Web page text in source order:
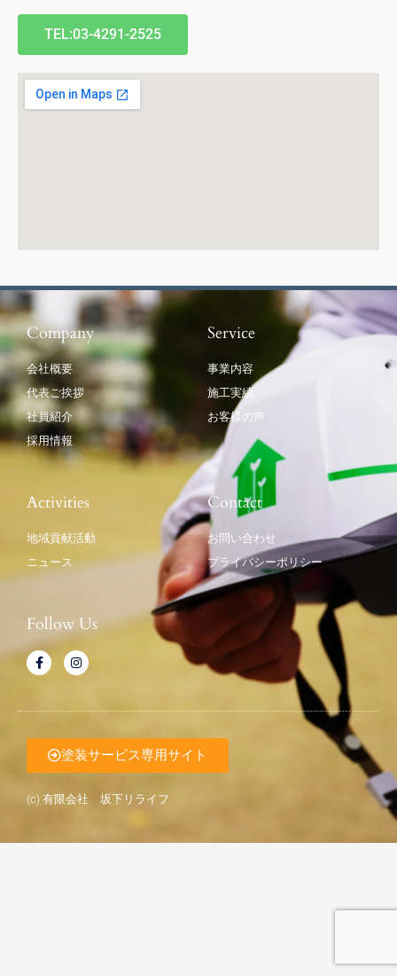
TEL:03-4291-2525
Company
会社概要
代表ご挨拶
社員紹介
採用情報
Service
事業内容
施工実績
お客様の声
Activities
地域貢献活動
ニュース
Contact
お問い合わせ
プライバシーポリシー
Follow Us
F
a
c
k
I
n
s
a
m
塗装サービス専用サイト
(c) 有限会社 坂下リライフ